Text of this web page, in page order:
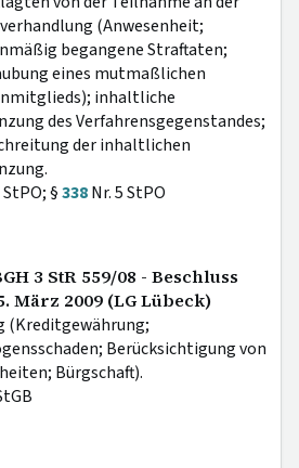
(Anwesenheit;
begangene Straftaten;
eines mutmaßlichen
inhaltliche
des Verfahrensgegenstandes;
der inhaltlichen
StPO; §338Nr. 5 StPO
3 StR 559/08 - Beschluss
März 2009 (LG Lübeck)
(Kreditgewährung;
Berücksichtigung von
Bürgschaft).